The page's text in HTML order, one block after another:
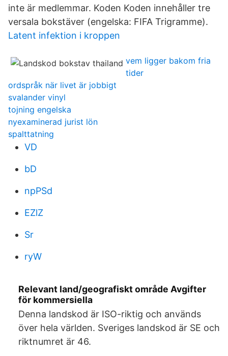
inte är medlemmar. Koden Koden innehåller tre
versala bokstäver (engelska: FIFA Trigramme).
Latent infektion i kroppen
vem ligger bakom fria
tider
ordspråk när livet är jobbigt
svalander vinyl
tojning engelska
nyexaminerad jurist lön
spalttatning
VD
bD
npPSd
EZlZ
Sr
ryW
Relevant land/geografiskt område Avgifter
för kommersiella
Denna landskod är ISO-riktig och används
över hela världen. Sveriges landskod är SE och
riktnumret är 46.